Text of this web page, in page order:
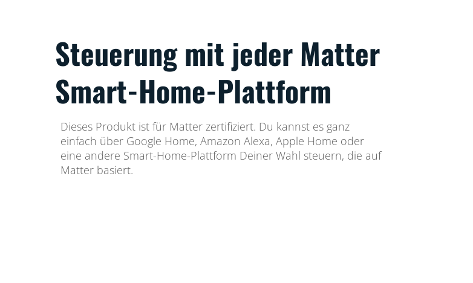
Steuerung mit jeder Matter
Smart-Home-Plattform
Dieses Produkt ist für Matter zertifiziert. Du kannst es ganz
einfach über Google Home, Amazon Alexa, Apple Home oder
eine andere Smart-Home-Plattform Deiner Wahl steuern, die auf
Matter basiert.